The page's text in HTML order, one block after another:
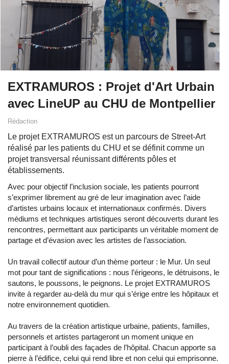
EXTRAMUROS : Projet d'Art Urbain
avec LineUP au CHU de Montpellier
Rédaction
Le projet EXTRAMUROS est un parcours de Street-Art
réalisé par les patients du CHU et se définit comme un
projet transversal réunissant différents pôles et
établissements.
Avec pour objectif l’inclusion sociale, les patients pourront
s’exprimer librement au gré de leur imagination avec l’aide
d’artistes urbains locaux et internationaux confirmés. Divers
médiums et techniques artistiques seront découverts durant les
rencontres, permettant aux participants un véritable moment de
partage et d’évasion avec les artistes de l’association.
Un travail collectif autour d’un thème porteur : le Mur. Un seul
mot pour tant de significations : nous l’érigeons, le détruisons, le
sautons, le poussons, le peignons. Le projet EXTRAMUROS
invite à regarder au-delà du mur qui s’érige entre les hôpitaux et
notre environnement quotidien.
Au travers de la création artistique urbaine, patients, familles,
personnels et artistes partageront un moment unique en
participant à l’oubli des façades de l’hôpital. Chacun apporte sa
pierre à l’édifice, celui qui rend libre et non celui qui emprisonne.